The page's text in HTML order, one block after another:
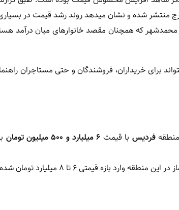
منتشر شده و نشان میدهد روند رشد قیمت در
محمدشهر که همچنان مقصد خانوارهای میان درآمد
برای خریداران، فروشندگان و حتی مستاجران
فردیس با قیمت ۶ میلیارد و ۵۰۰ میلیون تومان
قیمتی ۶ تا ۸ میلیارد تومان شده اند.